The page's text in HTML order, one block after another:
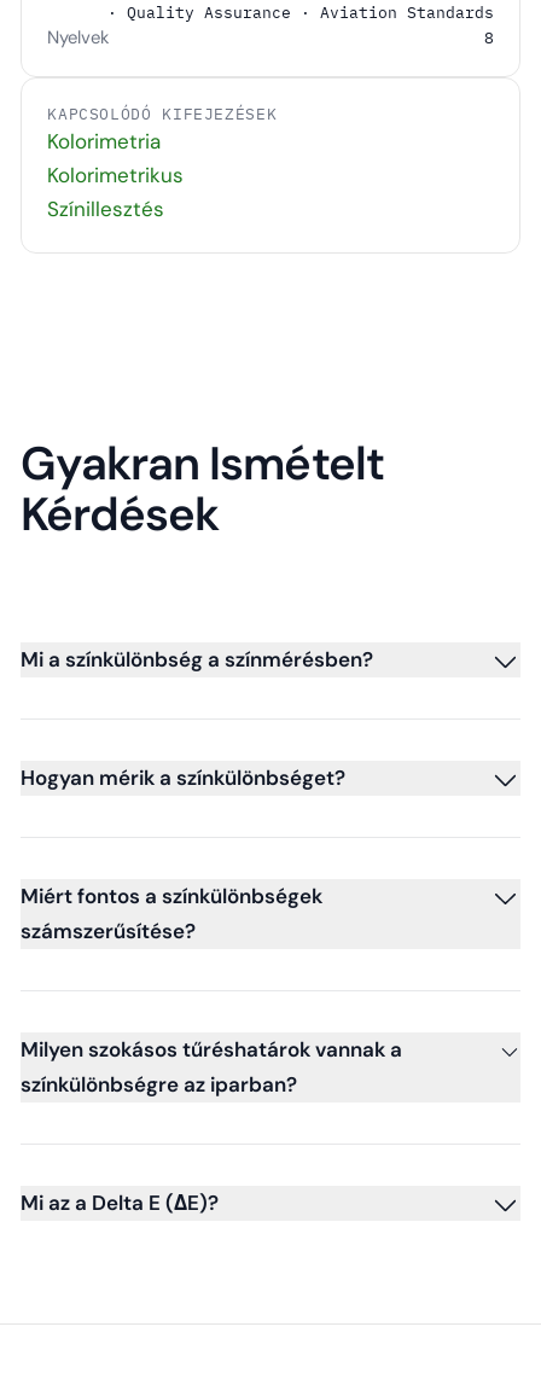
· Quality Assurance · Aviation Standards
Nyelvek 8
KAPCSOLÓDÓ KIFEJEZÉSEK
Kolorimetria
Kolorimetrikus
Színillesztés
Gyakran Ismételt
Kérdések
Mi a színkülönbség a színmérésben?
Hogyan mérik a színkülönbséget?
Miért fontos a színkülönbségek
számszerűsítése?
Milyen szokásos tűréshatárok vannak a
színkülönbségre az iparban?
Mi az a Delta E (ΔE)?